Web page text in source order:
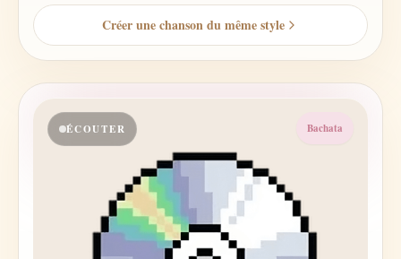
Créer une chanson du même style
ÉCOUTER Bachata